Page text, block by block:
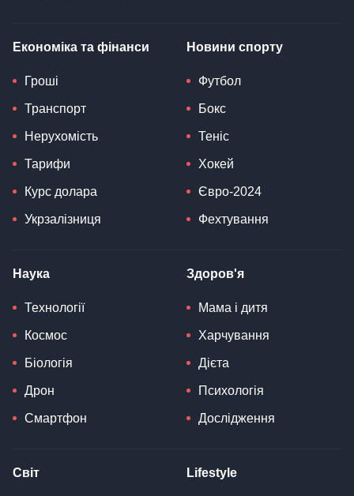
Економіка та фінанси
Гроші
Транспорт
Нерухомість
Тарифи
Курс долара
Укрзалізниця
Новини спорту
Футбол
Бокс
Теніс
Хокей
Євро-2024
Фехтування
Наука
Технології
Космос
Біологія
Дрон
Смартфон
Здоров'я
Мама і дитя
Харчування
Дієта
Психологія
Дослідження
Світ Lifestyle